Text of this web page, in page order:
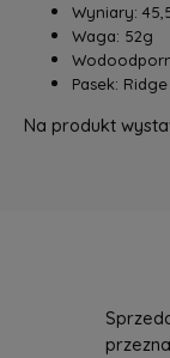
Wyniary:
Waga: 52g
Pasek:
Na produkt